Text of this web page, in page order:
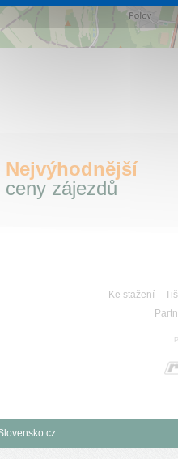
Nejvýhodnější
ceny zájezdů
Ke stažení–